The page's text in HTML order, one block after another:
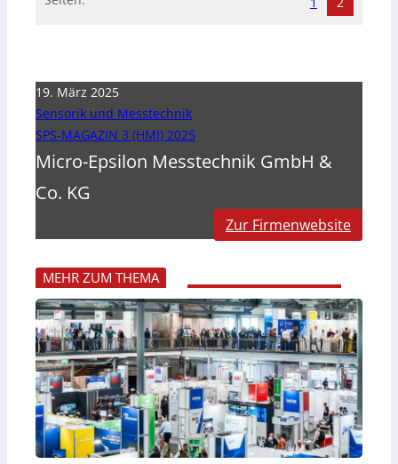
19. März 2025
Sensorik und Messtechnik
SPS-MAGAZIN 3 (HMI) 2025
Micro-Epsilon Messtechnik GmbH &
Co. KG
Zur Firmenwebsite
MEHR ZUM THEMA